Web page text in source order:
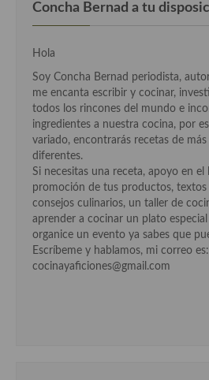
Cocina portuguesa
Cocina Rusa
Cocina Sueca
Cocina Suiza
Cocina Turca
Concha Bernad a tu
Hola
Soy Concha Bernad periodista,
me encanta escribir y cocinar,
todos los rincones del mundo e
ingredientes a nuestra cocina, por
variado, encontrarás recetas de
diferentes.
Si necesitas una receta, apoyo en el
promoción de tus productos, textos
consejos culinarios, un taller de
aprender a cocinar un plato
organice un evento ya sabes que
Escríbeme y hablamos, mi correo es:
cocinayaficiones@gmail.com